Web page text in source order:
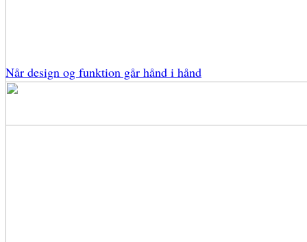
Når design og funktion går hånd i hånd